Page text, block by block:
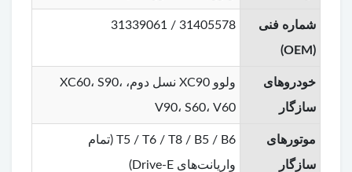
شماره فنی
(OEM)
31405578 / 31339061
خودروهای
سازگار
ولوو XC90 نسل دوم، XC60، S90،
V90، S60، V60
موتورهای
سازگار
T5 / T6 / T8 / B5 / B6 (تمام
واریانت‌های Drive-E)